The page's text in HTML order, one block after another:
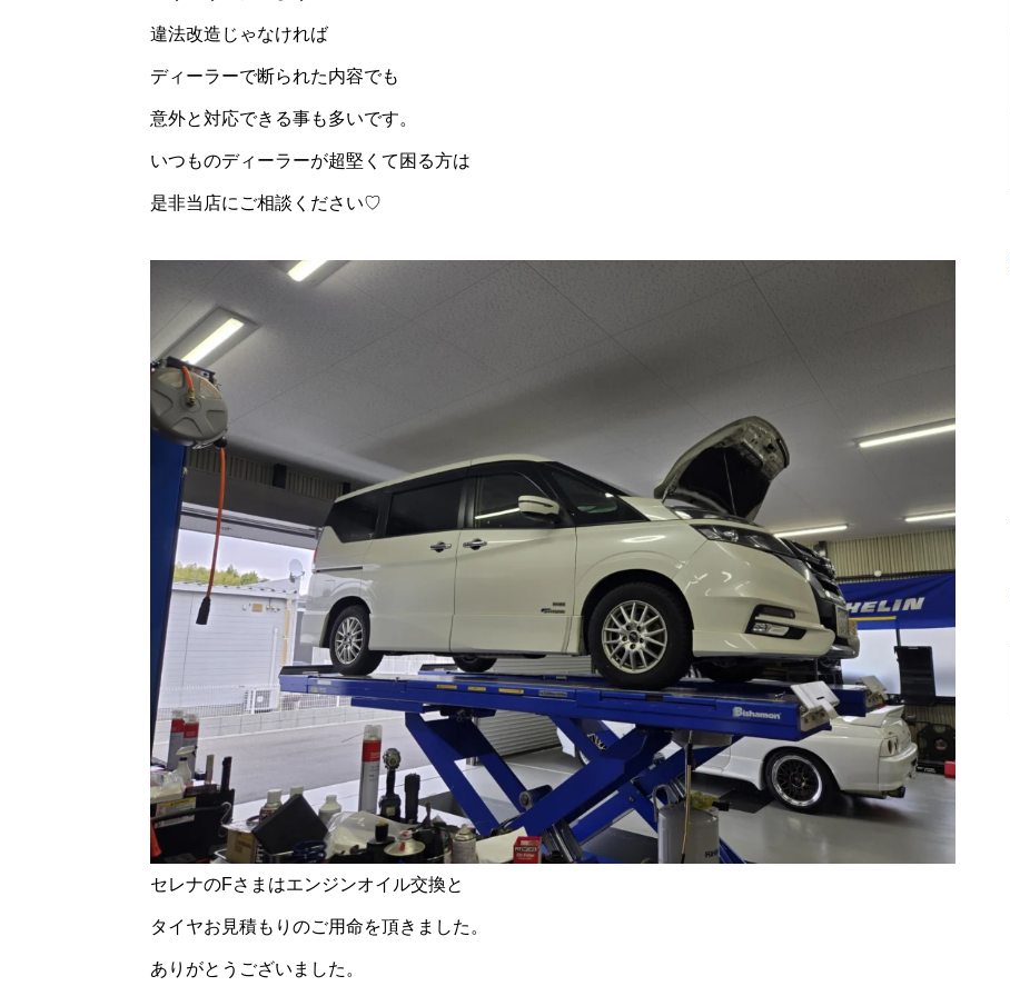
違法改造じゃなければ
ディーラーで断られた内容でも
意外と対応できる事も多いです。
いつものディーラーが超堅くて困る方は
是非当店にご相談ください♡
セレナのFさまはエンジンオイル交換と
タイヤお見積もりのご用命を頂きました。
ありがとうございました。